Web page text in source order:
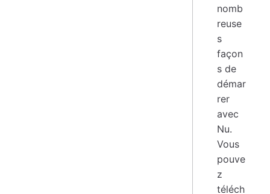
nomb
reuse
s
façon
s de
démar
rer
avec
Nu.
Vous
pouve
z
téléch